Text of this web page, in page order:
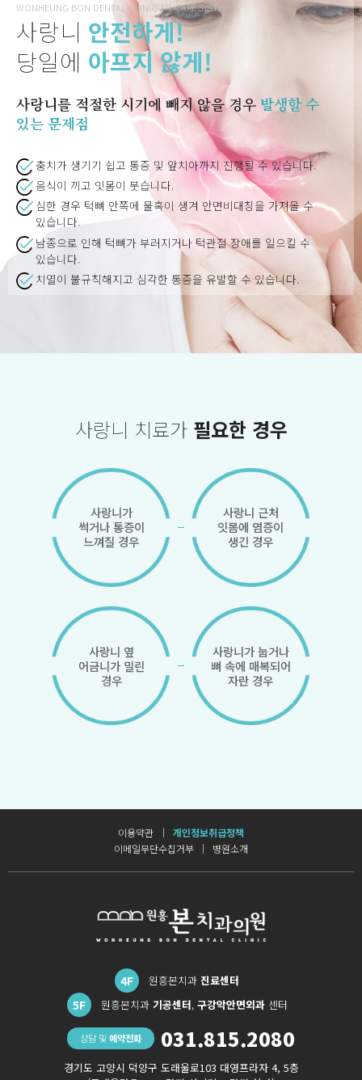
WONHEUNG BON DENTAL CLINIC 1:1 CARE SYSTEM
사랑니 안전하게!
당일에 아프지 않게!
사랑니를 적절한 시기에 빼지 않을 경우 발생할 수
있는 문제점
충치가 생기기 쉽고 통증 및 앞치아까지 진행될 수 있습니다.
음식이 끼고 잇몸이 붓습니다.
심한 경우 턱뼈 안쪽에 물혹이 생겨 안면비대칭을 가져올 수
있습니다.
남종으로 인해 턱뼈가 부러지거나 턱관절 장애를 일으킬 수
있습니다.
치열이 불규칙해지고 심각한 통증을 유발할 수 있습니다.
사랑니 치료가 필요한 경우
사랑니가
썩거나 통증이
느껴질 경우
사랑니 근처
잇몸에 염증이
생긴 경우
사랑니 옆
어금니가 밀린
경우
사랑니가 눕거나
뼈 속에 매복되어
자란 경우
이용약관
개인정보취급정책
이메일무단수집거부
병원소개
4F 원흥본치과 진료센터
5F 원흥본치과 기공센터, 구강악안면외과센터
상담 및 예약전화 031.815.2080
경기도 고양시 덕양구 도래울로103 대영프라자 4, 5층